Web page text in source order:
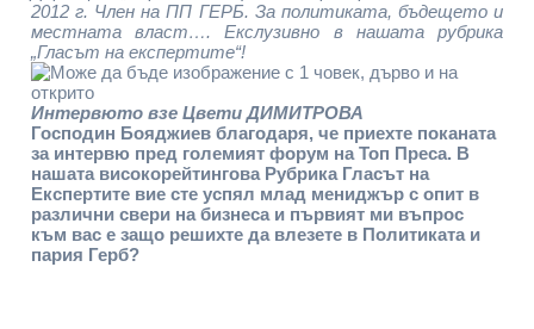
2012 г. Член на ПП ГЕРБ. За политиката, бъдещето и
местната власт…. Екслузивно в нашата рубрика
„Гласът на експертите“!
Интервюто взе Цвети ДИМИТРОВА
Господин Бояджиев благодаря, че приехте поканата
за интервю пред големият форум на Топ Преса. В
нашата високорейтингова Рубрика Гласът на
Експертите вие сте успял млад мениджър с опит в
различни свери на бизнеса и първият ми въпрос
към вас е защо решихте да влезете в Политиката и
пария Герб?